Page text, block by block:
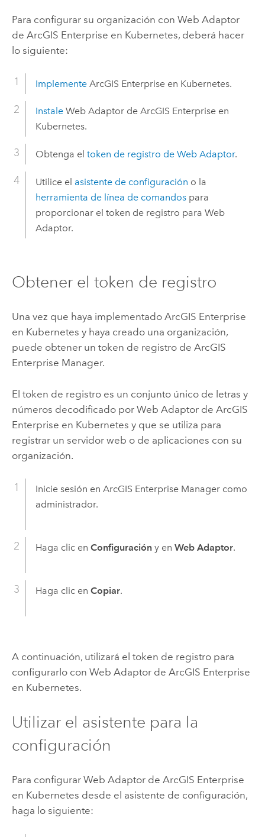
Para configurar su organización con Web Adaptor
de ArcGIS Enterprise en Kubernetes, deberá hacer
lo siguiente:
Implemente ArcGIS Enterprise en Kubernetes.
Instale Web Adaptor de ArcGIS Enterprise en
Kubernetes.
Obtenga el token de registro de Web Adaptor.
Utilice el asistente de configuración o la
herramienta de línea de comandospara
proporcionar el token de registro para Web
Adaptor.
Obtener el token de registro
Una vez que haya implementado ArcGIS Enterprise
en Kubernetes y haya creado una organización,
puede obtener un token de registro de ArcGIS
Enterprise Manager.
El token de registro es un conjunto único de letras y
números decodificado por Web Adaptor de ArcGIS
Enterprise en Kubernetes y que se utiliza para
registrar un servidor web o de aplicaciones con su
organización.
Inicie sesión en ArcGIS Enterprise Managercomo
administrador.
Haga clic en Configuracióny en Web Adaptor.
Haga clic en Copiar.
A continuación, utilizará el token de registro para
configurarlo con Web Adaptor de ArcGIS Enterprise
en Kubernetes.
Utilizar el asistente para la
configuración
Para configurar Web Adaptor de ArcGIS Enterprise
en Kubernetes desde el asistente de configuración,
haga lo siguiente: